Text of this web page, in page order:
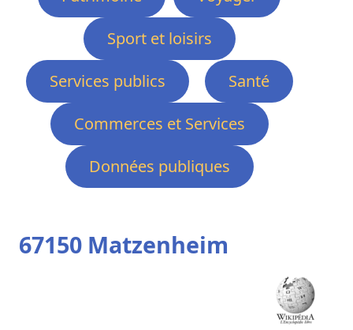
Sport et loisirs
Services publics
Santé
Commerces et Services
Données publiques
67150 Matzenheim